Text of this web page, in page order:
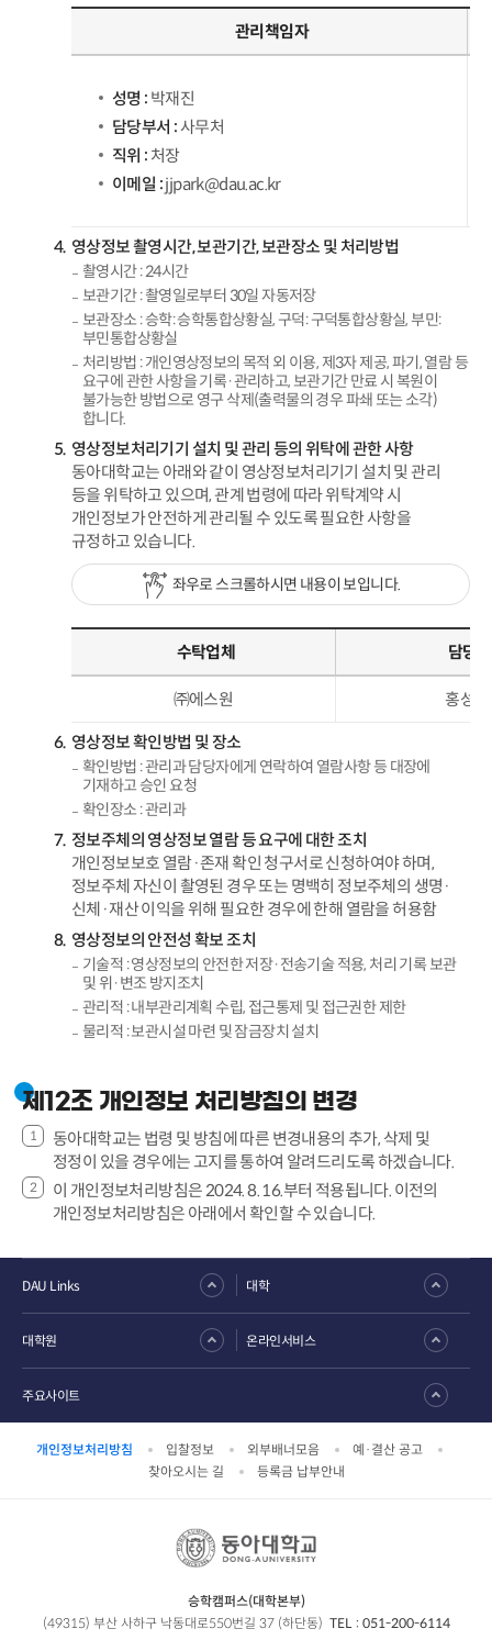
관리책임자
성명 : 박재진
담당부서 :사무처
직위 : 처장
이메일 :jjpark@dau.ac.kr
영상정보 촬영시간, 보관기간, 보관장소 및 처리방법
촬영시간 : 24시간
보관기간 : 촬영일로부터 30일 자동저장
보관장소 : 승학: 승학통합상황실, 구덕: 구덕통합상황실, 부민:
부민통합상황실
처리방법 : 개인영상정보의 목적 외 이용, 제3자 제공, 파기, 열람 등
요구에 관한 사항을 기록·관리하고, 보관기간 만료 시 복원이
불가능한 방법으로 영구 삭제(출력물의 경우 파쇄 또는 소각)
합니다.
영상정보처리기기 설치 및 관리 등의 위탁에 관한 사항
동아대학교는 아래와 같이 영상정보처리기기 설치 및 관리
등을 위탁하고 있으며, 관계 법령에 따라 위탁계약 시
개인정보가 안전하게 관리될 수 있도록 필요한 사항을
규정하고 있습니다.
좌우로 스크롤하시면 내용이 보입니다.
수탁업체 담당자
㈜에스원 홍성철
영상정보 확인방법 및 장소
확인방법 : 관리과 담당자에게 연락하여 열람사항 등 대장에
기재하고 승인 요청
확인장소 : 관리과
정보주체의 영상정보 열람 등 요구에 대한 조치
개인정보보호 열람·존재 확인 청구서로 신청하여야 하며,
정보주체 자신이 촬영된 경우 또는 명백히 정보주체의 생명·
신체·재산 이익을 위해 필요한 경우에 한해 열람을 허용함
영상정보의 안전성 확보 조치
기술적 : 영상정보의 안전한 저장·전송기술 적용, 처리 기록 보관
및 위·변조 방지조치
관리적 : 내부관리계획 수립, 접근통제 및 접근권한 제한
물리적 : 보관시설 마련 및 잠금장치 설치
제12조 개인정보 처리방침의 변경
동아대학교는 법령 및 방침에 따른 변경내용의 추가, 삭제 및
정정이 있을 경우에는 고지를 통하여 알려드리도록 하겠습니다.
이 개인정보처리방침은 2024. 8. 16.부터 적용됩니다. 이전의
개인정보처리방침은 아래에서 확인할 수 있습니다.
개인정보처리방침 입찰정보 외부배너모음
예·결산 공고
찾아오시는 길
등록금 납부안내
DAU Links 대학
대학원 온라인서비스
주요사이트
승학캠퍼스(대학본부)
(49315) 부산 사하구 낙동대로550번길 37 (하단동) TEL : 051-200-6114